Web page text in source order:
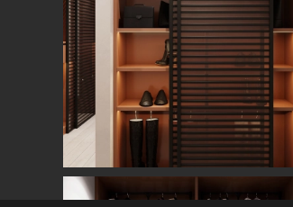
Отзывы
Вакансии
Блог
© «Студия Павла Полынова»,